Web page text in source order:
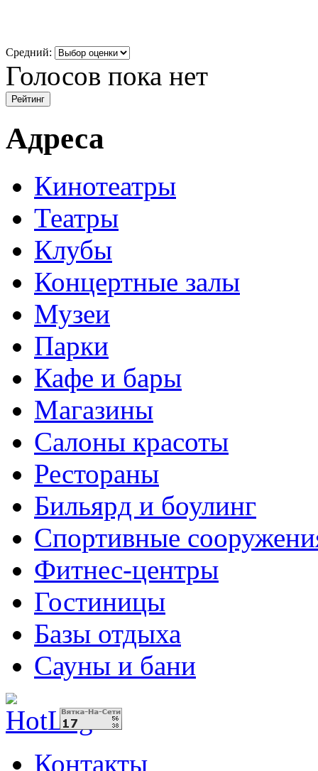
Средний:
Голосов пока нет
Адреса
Кинотеатры
Театры
Клубы
Концертные залы
Музеи
Парки
Кафе и бары
Магазины
Салоны красоты
Рестораны
Бильярд и боулинг
Спортивные
Фитнес-центры
Гостиницы
Базы отдыха
Сауны и бани
Контакты